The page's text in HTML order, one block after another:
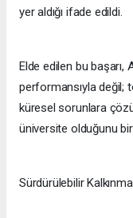
yer aldığı ifade edildi.
Elde edilen bu
performansıyla değil;
küresel sorunlara
üniversite olduğunu
Sürdürülebilir